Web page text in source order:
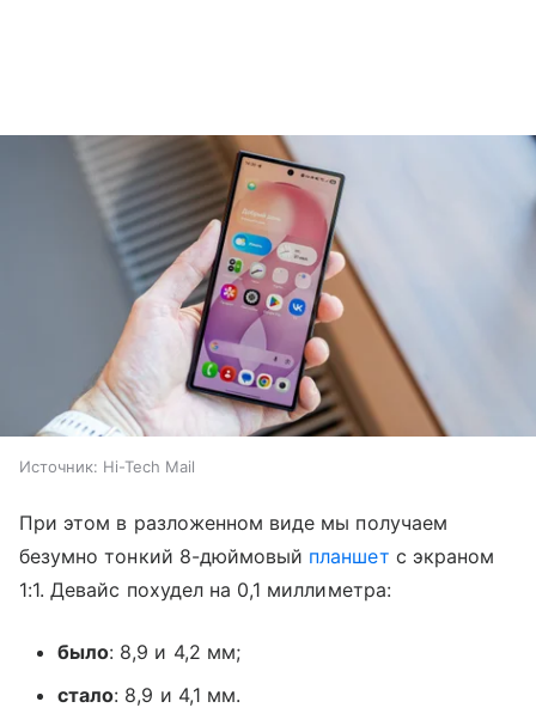
Источник: Hi-Tech Mail
При этом в разложенном виде мы получаем
безумно тонкий 8-дюймовый планшет с экраном
1:1. Девайс похудел на 0,1 миллиметра:
было: 8,9 и 4,2 мм;
стало: 8,9 и 4,1 мм.